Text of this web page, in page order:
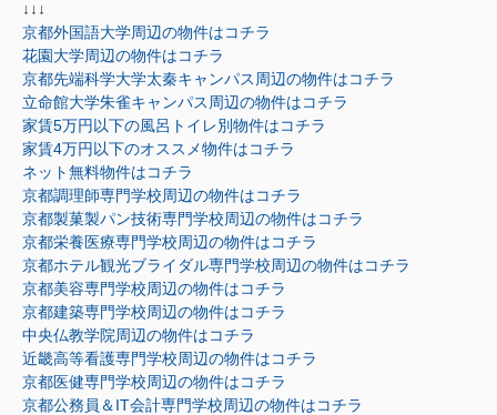
↓↓↓
京都外国語大学周辺の物件はコチラ
花園大学周辺の物件はコチラ
京都先端科学大学太秦キャンパス周辺の物件はコチラ
立命館大学朱雀キャンパス周辺の物件はコチラ
家賃5万円以下の風呂トイレ別物件はコチラ
家賃4万円以下のオススメ物件はコチラ
ネット無料物件はコチラ
京都調理師専門学校周辺の物件はコチラ
京都製菓製パン技術専門学校周辺の物件はコチラ
京都栄養医療専門学校周辺の物件はコチラ
京都ホテル観光ブライダル専門学校周辺の物件はコチラ
京都美容専門学校周辺の物件はコチラ
京都建築専門学校周辺の物件はコチラ
中央仏教学院周辺の物件はコチラ
近畿高等看護専門学校周辺の物件はコチラ
京都医健専門学校周辺の物件はコチラ
京都公務員＆IT会計専門学校周辺の物件はコチラ